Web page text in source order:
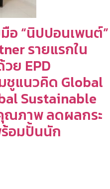
อ “นิปปอนเพนต์”
รายแรกใน
ย EPD
ชูแนวคิด Global
Sustainable
ณภาพ ลดผลกระ
อมปั้นนัก